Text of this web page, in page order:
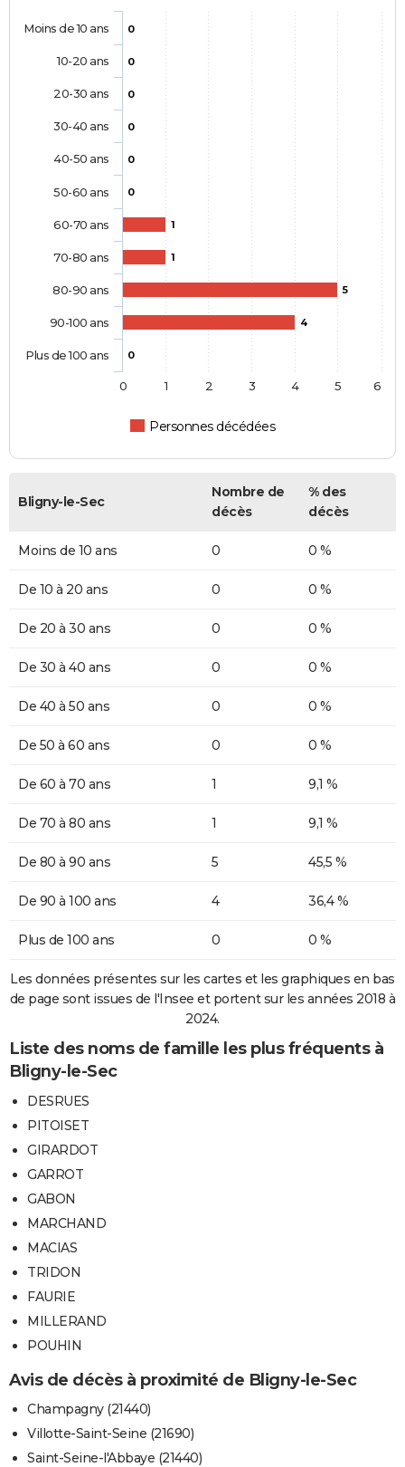
0
0
0
0
0
0
1
1
5
4
0
Personnes décédées
Moins de 10 ans
10-20 ans
20-30 ans
30-40 ans
40-50 ans
50-60 ans
60-70 ans
70-80 ans
80-90 ans
90-100 ans
Plus de 100 ans
0 1 2 3 4 5 6
Bligny-le-Sec
Nombre de
décès
% des
décès
Moins de 10 ans 0 0 %
De 10 à 20 ans 0 0 %
De 20 à 30 ans 0 0 %
De 30 à 40 ans 0 0 %
De 40 à 50 ans 0 0 %
De 50 à 60 ans 0 0 %
De 60 à 70 ans 1 9,1 %
De 70 à 80 ans 1 9,1 %
De 80 à 90 ans 5 45,5 %
De 90 à 100 ans 4 36,4 %
Plus de 100 ans 0 0 %
Les données présentes sur les cartes et les graphiques en bas
de page sont issues de l'Insee et portent sur les années 2018 à
2024.
Liste des noms de famille les plus fréquents à
Bligny-le-Sec
DESRUES
PITOISET
GIRARDOT
GARROT
GABON
MARCHAND
MACIAS
TRIDON
FAURIE
MILLERAND
POUHIN
Avis de décès à proximité de Bligny-le-Sec
Champagny (21440)
Villotte-Saint-Seine (21690)
Saint-Seine-l'Abbaye (21440)